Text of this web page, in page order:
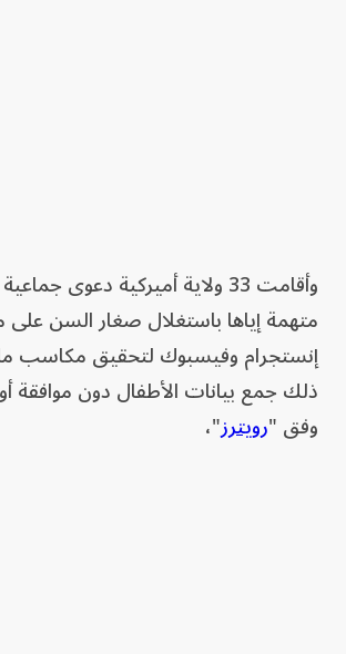
وأقامت 33 ولاية أميركية دعوى
متهمة إياها باستغلال صغار السن
إنستجرام وفيسبوك لتحقيق مكاسب
ذلك جمع بيانات الأطفال دون موافقة
وفق "رويترز"،